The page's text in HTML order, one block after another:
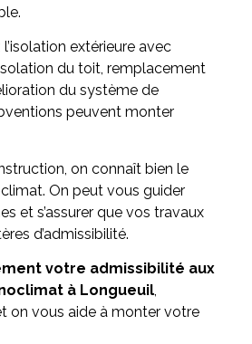
extérieure avec
du toit, remplacement
du système de
peuvent monter
on connaît bien le
On peut vous guider
et s’assurer que vos travaux
d’admissibilité.
votre admissibilité aux
à Longueuil,
on vous aide à monter votre